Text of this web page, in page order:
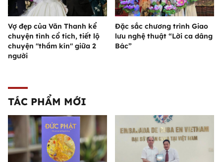
Vợ đẹp của Văn Thanh kể
chuyện tình cổ tích, tiết lộ
chuyện "thầm kín" giữa 2
người
Đặc sắc chương trình Giao
lưu nghệ thuật “Lời ca dâng
Bác”
TÁC PHẨM MỚI